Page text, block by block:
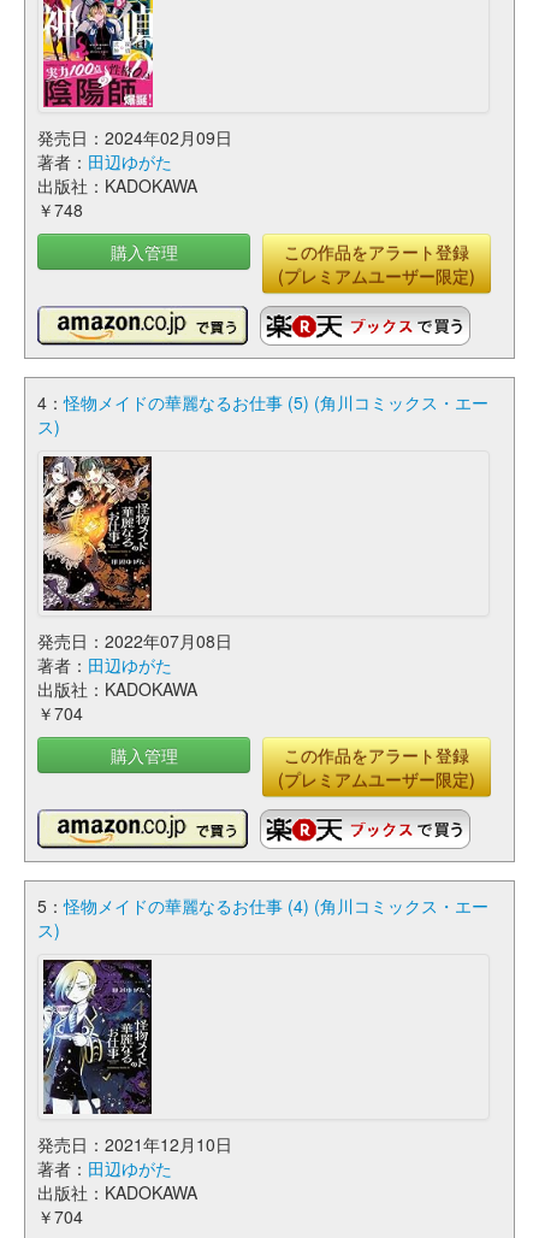
発売日：2024年02月09日
著者： 田辺ゆがた
出版社：KADOKAWA
￥748
購入管理
この作品をアラート登録
(プレミアムユーザー限定)
4：怪物メイドの華麗なるお仕事 (5) (角川コミックス・エー
ス)
発売日：2022年07月08日
著者： 田辺ゆがた
出版社：KADOKAWA
￥704
購入管理
この作品をアラート登録
(プレミアムユーザー限定)
5：怪物メイドの華麗なるお仕事 (4) (角川コミックス・エー
ス)
発売日：2021年12月10日
著者： 田辺ゆがた
出版社：KADOKAWA
￥704